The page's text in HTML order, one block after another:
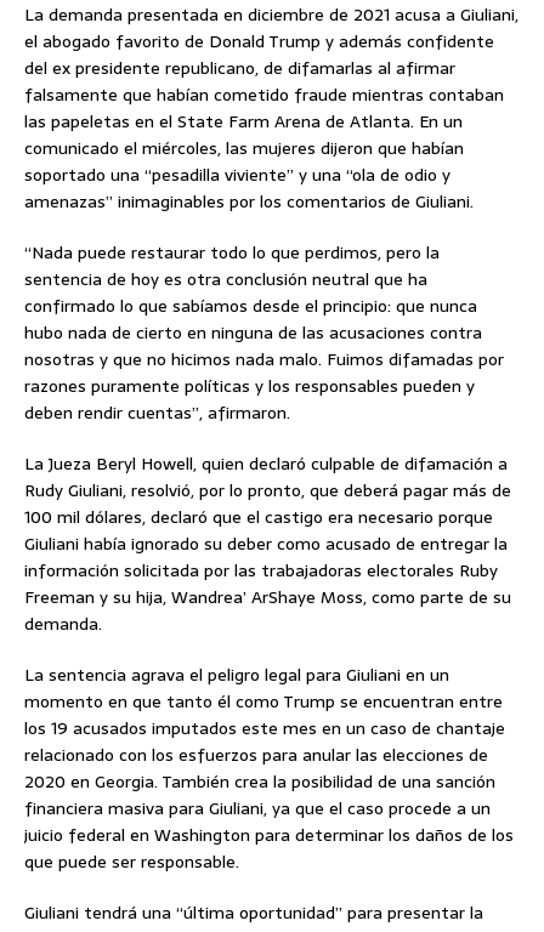
La demanda presentada en diciembre de 2021 acusa a Giuliani,
el abogado favorito de Donald Trump y además confidente
del ex presidente republicano, de difamarlas al afirmar
falsamente que habían cometido fraude mientras contaban
las papeletas en el State Farm Arena de Atlanta. En un
comunicado el miércoles, las mujeres dijeron que habían
soportado una “pesadilla viviente” y una “ola de odio y
amenazas” inimaginables por los comentarios de Giuliani.
“Nada puede restaurar todo lo que perdimos, pero la
sentencia de hoy es otra conclusión neutral que ha
confirmado lo que sabíamos desde el principio: que nunca
hubo nada de cierto en ninguna de las acusaciones contra
nosotras y que no hicimos nada malo. Fuimos difamadas por
razones puramente políticas y los responsables pueden y
deben rendir cuentas”, afirmaron.
La Jueza Beryl Howell, quien declaró culpable de difamación a
Rudy Giuliani, resolvió, por lo pronto, que deberá pagar más de
100 mil dólares, declaró que el castigo era necesario porque
Giuliani había ignorado su deber como acusado de entregar la
información solicitada por las trabajadoras electorales Ruby
Freeman y su hija, Wandrea’ ArShaye Moss, como parte de su
demanda.
La sentencia agrava el peligro legal para Giuliani en un
momento en que tanto él como Trump se encuentran entre
los 19 acusados imputados este mes en un caso de chantaje
relacionado con los esfuerzos para anular las elecciones de
2020 en Georgia. También crea la posibilidad de una sanción
financiera masiva para Giuliani, ya que el caso procede a un
juicio federal en Washington para determinar los daños de los
que puede ser responsable.
Giuliani tendrá una “última oportunidad” para presentar la